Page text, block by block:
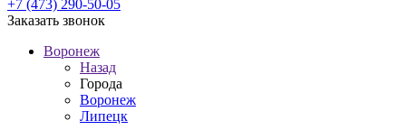
+7 (473) 290-50-05
Заказать звонок
Воронеж
Назад
Города
Воронеж
Липецк